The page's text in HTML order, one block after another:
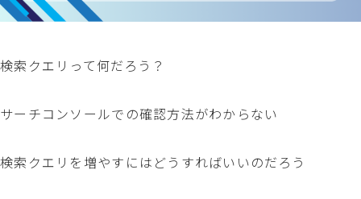
検索クエリって何だろう？
サーチコンソールでの確認方法がわからない
検索クエリを増やすにはどうすればいいのだろう